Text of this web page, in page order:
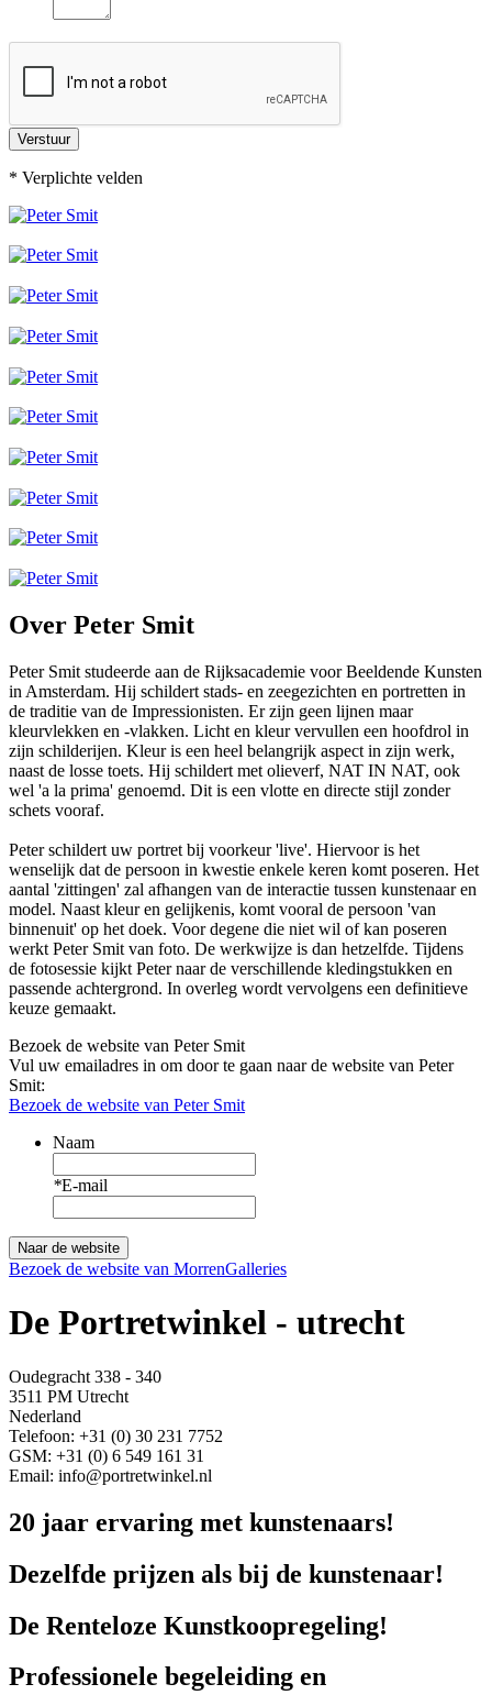
Verstuur
* Verplichte velden
Over Peter Smit
Peter Smit studeerde aan de Rijksacademie voor Beeldende Kunsten
in Amsterdam. Hij schildert stads- en zeegezichten en portretten in
de traditie van de Impressionisten. Er zijn geen lijnen maar
kleurvlekken en -vlakken. Licht en kleur vervullen een hoofdrol in
zijn schilderijen. Kleur is een heel belangrijk aspect in zijn werk,
naast de losse toets. Hij schildert met olieverf, NAT IN NAT, ook
wel 'a la prima' genoemd. Dit is een vlotte en directe stijl zonder
schets vooraf.
Peter schildert uw portret bij voorkeur 'live'. Hiervoor is het
wenselijk dat de persoon in kwestie enkele keren komt poseren. Het
aantal 'zittingen' zal afhangen van de interactie tussen kunstenaar en
model. Naast kleur en gelijkenis, komt vooral de persoon 'van
binnenuit' op het doek. Voor degene die niet wil of kan poseren
werkt Peter Smit van foto. De werkwijze is dan hetzelfde. Tijdens
de fotosessie kijkt Peter naar de verschillende kledingstukken en
passende achtergrond. In overleg wordt vervolgens een definitieve
keuze gemaakt.
Bezoek de website van Peter Smit
Vul uw emailadres in om door te gaan naar de website van Peter
Smit:
Bezoek de website van Peter Smit
Naam
*E-mail
Naar de website
Bezoek de website van MorrenGalleries
De Portretwinkel - utrecht
Oudegracht 338 - 340
3511 PM Utrecht
Nederland
Telefoon: +31 (0) 30 231 7752
GSM: +31 (0) 6 549 161 31
Email: info@portretwinkel.nl
20 jaar ervaring met kunstenaars!
Dezelfde prijzen als bij de kunstenaar!
De Renteloze Kunstkoopregeling!
Professionele begeleiding en